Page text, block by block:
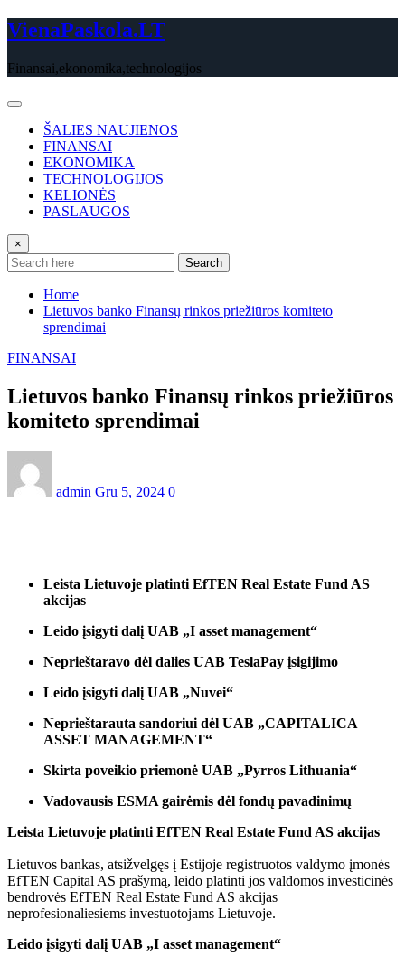
Skip
to
VienaPaskola.LT
Finansai,ekonomika,technologijos
ŠALIES NAUJIENOS
FINANSAI
EKONOMIKA
TECHNOLOGIJOS
KELIONĖS
PASLAUGOS
×
Search
Home
Lietuvos banko Finansų rinkos priežiūros komiteto
sprendimai
FINANSAI
Lietuvos banko Finansų rinkos priežiūros
komiteto sprendimai
admin Gru 5, 2024 0
Leista Lietuvoje platinti EfTEN Real Estate Fund AS
akcijas
Leido įsigyti dalį UAB „I asset management“
Neprieštaravo dėl dalies UAB TeslaPay įsigijimo
Leido įsigyti dalį UAB „Nuvei“
Neprieštarauta sandoriui dėl UAB „CAPITALICA
ASSET MANAGEMENT“
Skirta poveikio priemonė UAB „Pyrros Lithuania“
Vadovausis ESMA gairėmis dėl fondų pavadinimų
Leista Lietuvoje platinti EfTEN Real Estate Fund AS akcijas
Lietuvos bankas, atsižvelgęs į Estijoje registruotos valdymo įmonės
EfTEN Capital AS prašymą, leido platinti jos valdomos investicinės
bendrovės EfTEN Real Estate Fund AS akcijas
neprofesionaliesiems investuotojams Lietuvoje.
Leido įsigyti dalį UAB „I asset management“